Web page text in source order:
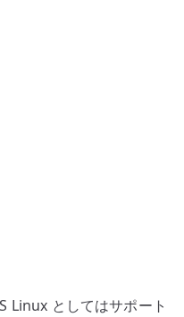
Linux としてはサポート